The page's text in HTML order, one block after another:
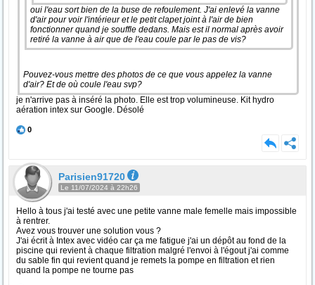
oui l'eau sort bien de la buse de refoulement. J'ai enlevé la vanne
d'air pour voir l'intérieur et le petit clapet joint à l'air de bien
fonctionner quand je souffle dedans. Mais est il normal après avoir
retiré la vanne à air que de l'eau coule par le pas de vis?
Pouvez-vous mettre des photos de ce que vous appelez la vanne
d'air? Et de où coule l'eau svp?
je n'arrive pas à inséré la photo. Elle est trop volumineuse. Kit hydro
aération intex sur Google. Désolé
0
Parisien91720
Le 11/07/2024 à 22h26
Hello à tous j'ai testé avec une petite vanne male femelle mais impossible
à rentrer.
Avez vous trouver une solution vous ?
J'ai écrit à Intex avec vidéo car ça me fatigue j'ai un dépôt au fond de la
piscine qui revient à chaque filtration malgré l'envoi à l'égout j'ai comme
du sable fin qui revient quand je remets la pompe en filtration et rien
quand la pompe ne tourne pas